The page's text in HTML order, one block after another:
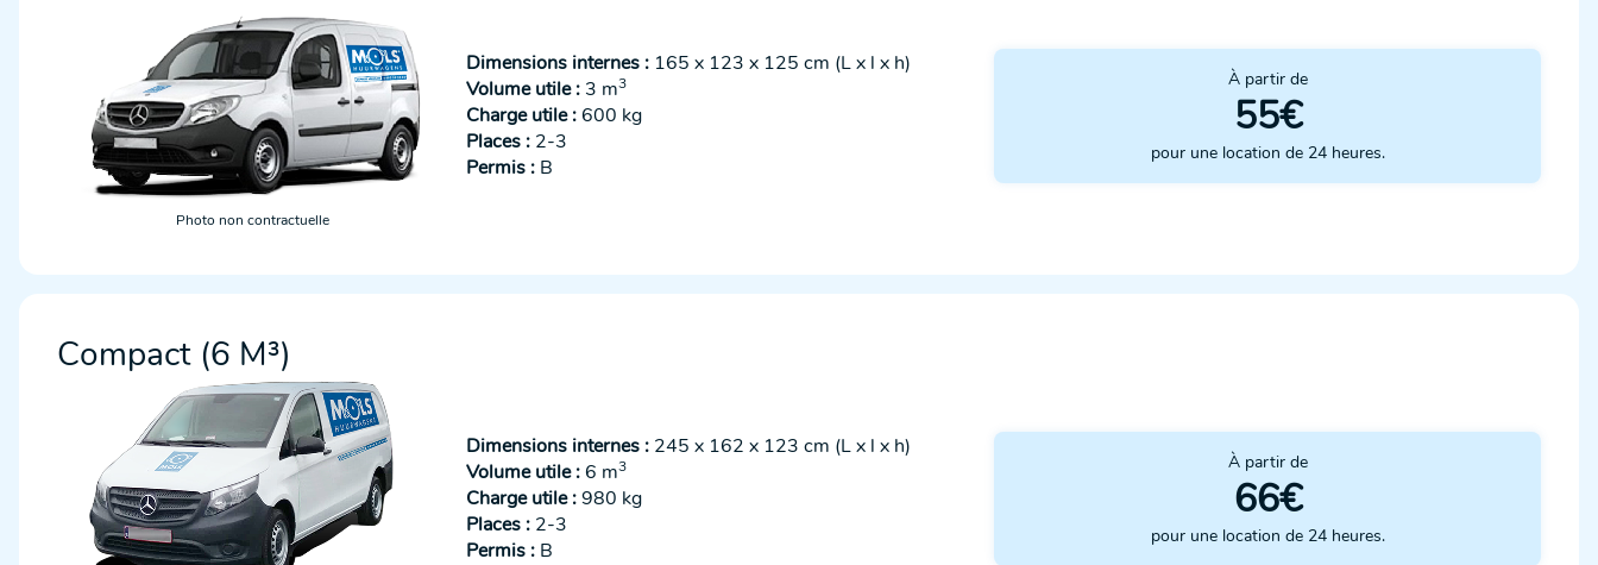
Photo non contractuelle
Dimensions internes : 165 x 123 x 125 cm (L x l x h)
Volume utile : 3 m3
Charge utile :600 kg
Places : 2-3
Permis : B
À partir de
55€
pour une location de 24 heures.
Compact (6 M³)
Dimensions internes : 245 x 162 x 123 cm (L x l x h)
Volume utile :6 m3
Charge utile :980 kg
Places : 2-3
Permis : B
À partir de
66€
pour une location de 24 heures.